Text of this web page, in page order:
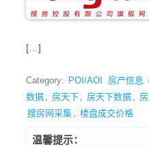
[…]
Category: POI/AOI 房产信息
数据 , 房天下 , 房天下数据 ,
搜房网采集 , 楼盘成交价格
温馨提示：